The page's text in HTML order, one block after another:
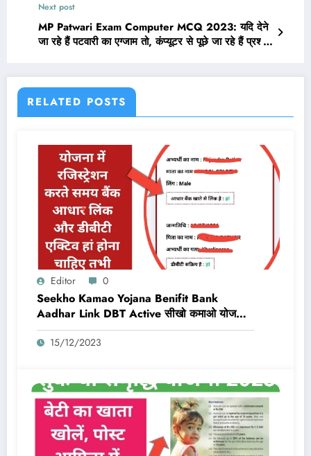
Next post
MP Patwari Exam Computer MCQ 2023: यदि देने
जा रहे हैं पटवारी का एग्जाम तो, कंप्यूटर से पूछे जा रहे हैं प्रश्नों
RELATED POSTS
Editor 0
Seekho Kamao Yojana Benifit Bank
Aadhar Link DBT Active सीखो कमाओ योजना
का लाभ तभी मिलेगा 10,000 Rs जब बैंक डीबीटी
एक्टिव और आधार लिंक होगा
15/12/2023